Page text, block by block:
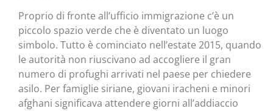
Proprio di fronte all’ufficio immigrazione c’è un
piccolo spazio verde che è diventato un luogo
simbolo. Tutto è cominciato nell’estate 2015, quando
le autorità non riuscivano ad accogliere il gran
numero di profughi arrivati nel paese per chiedere
asilo. Per famiglie siriane, giovani iracheni e minori
afghani significava attendere giorni all’addiaccio